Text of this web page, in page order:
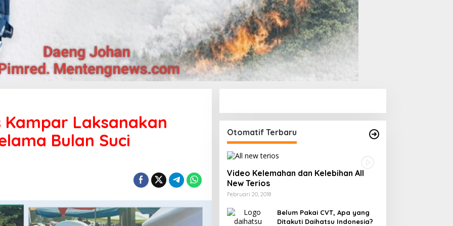
Kampar Laksanakan
Bulan Suci
Otomatif Terbaru
Video Kelemahan dan Kelebihan All
New Terios
Februari 20, 2018
Belum Pakai CVT, Apa yang
Ditakuti Daihatsu Indonesia?